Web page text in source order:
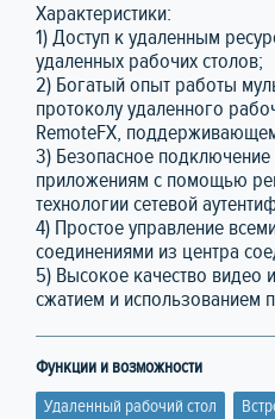
Характеристики:
1) Доступ к удаленным
удаленных рабочих столов;
2) Богатый опыт работы
протоколу удаленного
RemoteFX,
3) Безопасное
приложениям с помощью
технологии сетевой
4) Простое управление
соединениями из центра
5) Высокое качество видео
сжатием и использованием
Функции и возможности
Удаленный рабочий стол